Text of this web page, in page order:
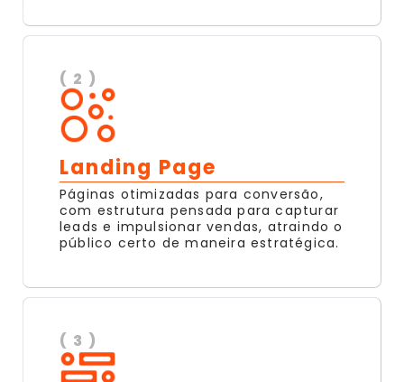
( 2 )
Landing Page
Páginas otimizadas para conversão,
com estrutura pensada para capturar
leads e impulsionar vendas, atraindo o
público certo de maneira estratégica.
( 3 )